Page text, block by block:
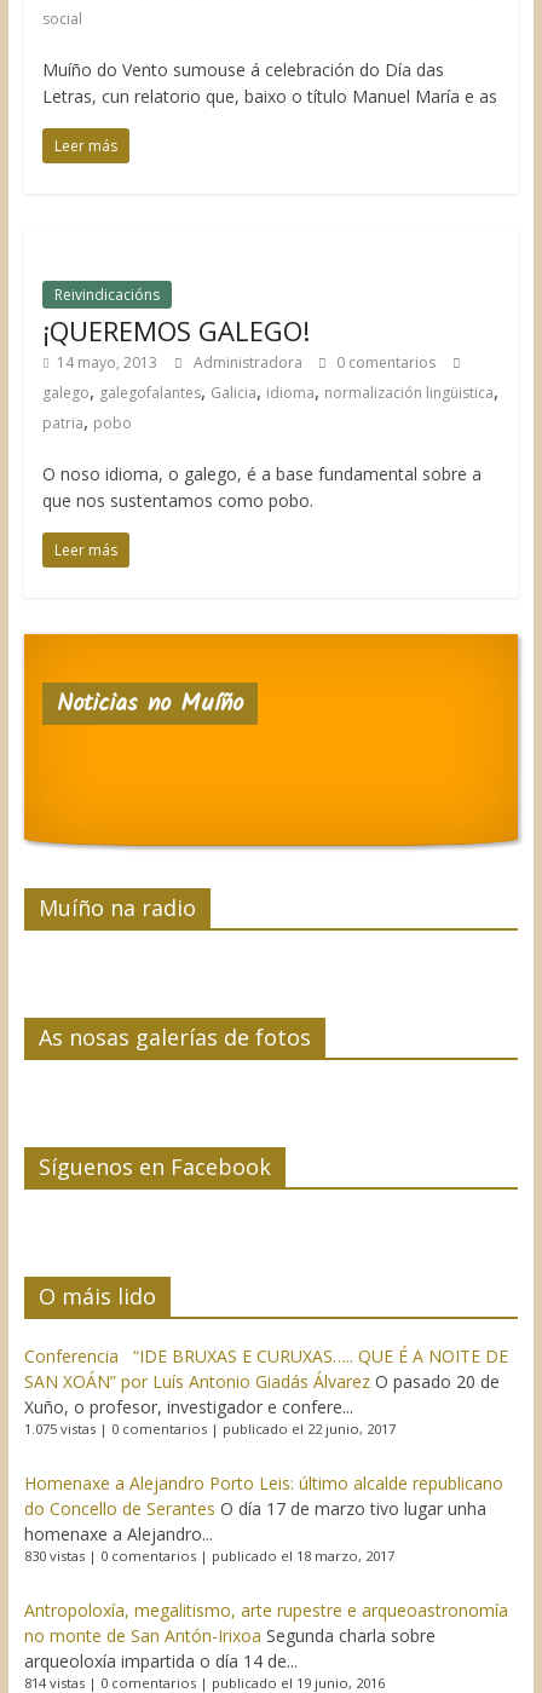
social
Muíño do Vento sumouse á celebración do Día das
Letras, cun relatorio que, baixo o título Manuel María e as
Leer más
Reivindicacións
¡QUEREMOS GALEGO!
14 mayo, 2013 Administradora
0 comentarios
galego, galegofalantes, Galicia, idioma, normalización lingüistica,
patria, pobo
O noso idioma, o galego, é a base fundamental sobre a
que nos sustentamos como pobo.
Leer más
Noticias no Muíño
Muíño na radio
As nosas galerías de fotos
Síguenos en Facebook
O máis lido
Conferencia “IDE BRUXAS E CURUXAS….. QUE É A NOITE DE
SAN XOÁN” por Luís Antonio Giadás Álvarez O pasado 20 de
Xuño, o profesor, investigador e confere...
1.075 vistas| 0 comentarios| publicado el 22 junio, 2017
Homenaxe a Alejandro Porto Leis: último alcalde republicano
do Concello de Serantes O día 17 de marzo tivo lugar unha
homenaxe a Alejandro...
830 vistas| 0 comentarios| publicado el 18 marzo, 2017
Antropoloxía, megalitismo, arte rupestre e arqueoastronomía
no monte de San Antón-Irixoa Segunda charla sobre
arqueoloxía impartida o día 14 de...
814 vistas| 0 comentarios| publicado el 19 junio, 2016